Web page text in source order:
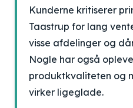
Kunderne kritiserer
Taastrup for lang
visse afdelinger og
Nogle har også
produktkvaliteten og
virker ligeglade.